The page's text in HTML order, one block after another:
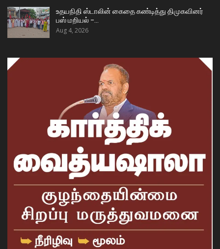
உதயநிதி ஸ்டாலின் கைதை கண்டித்து திமுகவினர்
பஸ் மறியல் –…
Aug 4, 2026